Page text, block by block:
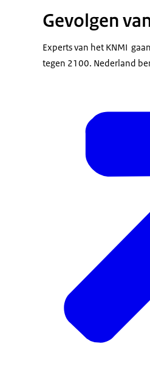
Gevolgen
Experts van het KNMI
tegen 2100. Nederland